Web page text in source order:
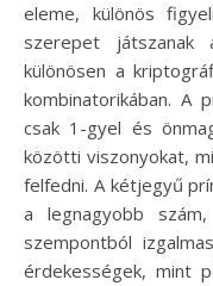
eleme, különös
szerepet játszanak
különösen a
kombinatorikában. A
csak 1-gyel és
közötti viszonyokat,
felfedni. A kétjegyű
a legnagyobb
szempontból
érdekességek, mint